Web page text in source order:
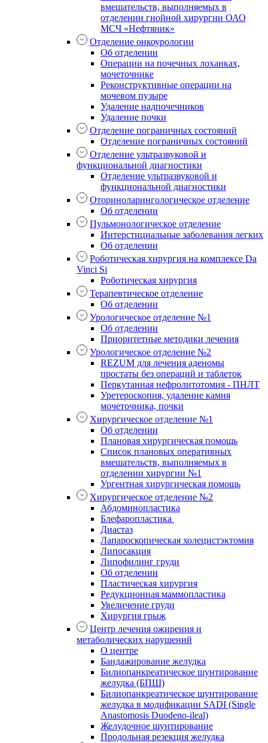
вмешательств, выполняемых в
отделении гнойной хирургии ОАО
МСЧ «Нефтяник»
Отделение онкоурологии
Об отделении
Операции на почечных лоханках,
мочеточнике
Реконструктивные операции на
мочевом пузыре
Удаление надпочечников
Удаление почки
Отделение пограничных состояний
Отделение пограничных состояний
Отделение ультразвуковой и
функциональной диагностики
Отделение ультразвуковой и
функциональной диагностики
Оториноларингологическое отделение
Об отделении
Пульмонологическое отделение
Интерстициальные заболевания легких
Об отделении
Роботическая хирургия на комплексе Da
Vinci Si
Роботическая хирургия
Терапевтическое отделение
Об отделении
Урологическое отделение №1
Об отделении
Приоритетные методики лечения
Урологическое отделение №2
REZUM для лечения аденомы
простаты без операций и таблеток
Перкутанная нефролитотомия - ПНЛТ
Уретероскопия, удаление камня
мочеточника, почки
Хирургическое отделение №1
Об отделении
Плановая хирургическая помощь
Список плановых оперативных
вмешательств, выполняемых в
отделении хирургии №1
Ургентная хирургическая помощь
Хирургическое отделение №2
Абдоминопластика
Блефаропластика
Диастаз
Лапароскопическая холецистэктомия
Липосакция
Липофилинг груди
Об отделении
Пластическая хирургия
Редукционная маммопластика
Увеличение груди
Хирургия грыж
Центр лечения ожирения и
метаболических нарушений
О центре
Бандажирование желудка
Билиопанкреатическое шунтирование
желудка (БПШ)
Билиопанкреатическое шунтирование
желудка в модификации SADI (Single
Anastomosis Duodeno-ileal)
Желудочное шунтирование
Продольная резекция желудка